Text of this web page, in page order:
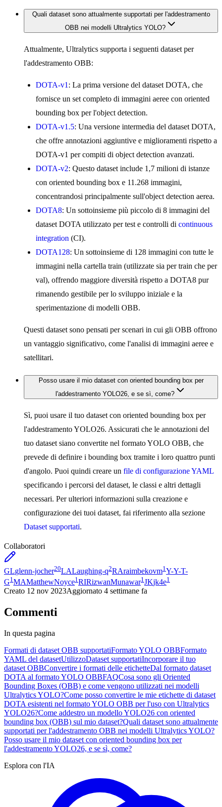
Quali dataset sono attualmente supportati per l'addestramento
OBB nei modelli Ultralytics YOLO?
Attualmente, Ultralytics supporta i seguenti dataset per
l'addestramento OBB:
DOTA-v1 : La prima versione del dataset DOTA, che
fornisce un set completo di immagini aeree con oriented
bounding box per l'object detection.
DOTA-v1.5: Una versione intermedia del dataset DOTA,
che offre annotazioni aggiuntive e miglioramenti rispetto a
DOTA-v1 per compiti di object detection avanzati.
DOTA-v2: Questo dataset include 1,7 milioni di istanze
con oriented bounding box e 11.268 immagini,
concentrandosi principalmente sull'object detection aerea.
DOTA8: Un sottoinsieme più piccolo di 8 immagini del
dataset DOTA utilizzato per test e controlli di continuous
integration (CI).
DOTA128: Un sottoinsieme di 128 immagini con tutte le
immagini nella cartella train (utilizzate sia per train che per
val), offrendo maggiore diversità rispetto a DOTA8 pur
rimanendo gestibile per lo sviluppo iniziale e la
sperimentazione di modelli OBB.
Questi dataset sono pensati per scenari in cui gli OBB offrono
un vantaggio significativo, come l'analisi di immagini aeree e
satellitari.
Posso usare il mio dataset con oriented bounding box per
l'addestramento YOLO26, e se sì, come?
Sì, puoi usare il tuo dataset con oriented bounding box per
l'addestramento YOLO26. Assicurati che le annotazioni del
tuo dataset siano convertite nel formato YOLO OBB, che
prevede di definire i bounding box tramite i loro quattro punti
d'angolo. Puoi quindi creare un file di configurazione YAML
specificando i percorsi del dataset, le classi e altri dettagli
necessari. Per ulteriori informazioni sulla creazione e
configurazione dei tuoi dataset, fai riferimento alla sezione
Dataset supportati.
Collaboratori
GLglenn-jocher20LALaughing-q2RAraimbekovm1 Y-Y-T-
G1 MAMatthewNoyce1 RIRizwanMunawar1 JKjk4e1
Creato 12 nov 2023Aggiornato 4 settimane fa
Commenti
In questa pagina
Formati di dataset OBB supportatiFormato YOLO OBBFormato
YAML del datasetUtilizzoDataset supportatiIncorporare il tuo
dataset OBBConvertire i formati delle etichetteDal formato dataset
DOTA al formato YOLO OBBFAQCosa sono gli Oriented
Bounding Boxes (OBB) e come vengono utilizzati nei modelli
Ultralytics YOLO?Come posso convertire le mie etichette di dataset
DOTA esistenti nel formato YOLO OBB per l'uso con Ultralytics
YOLO26?Come addestro un modello YOLO26 con oriented
bounding box (OBB) sul mio dataset?Quali dataset sono attualmente
supportati per l'addestramento OBB nei modelli Ultralytics YOLO?
Posso usare il mio dataset con oriented bounding box per
l'addestramento YOLO26, e se sì, come?
Esplora con l'IA